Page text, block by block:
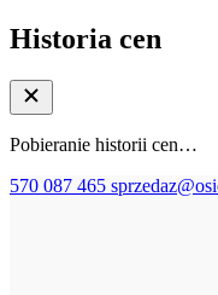
Historia cen
Pobieranie historii cen…
570 087 465